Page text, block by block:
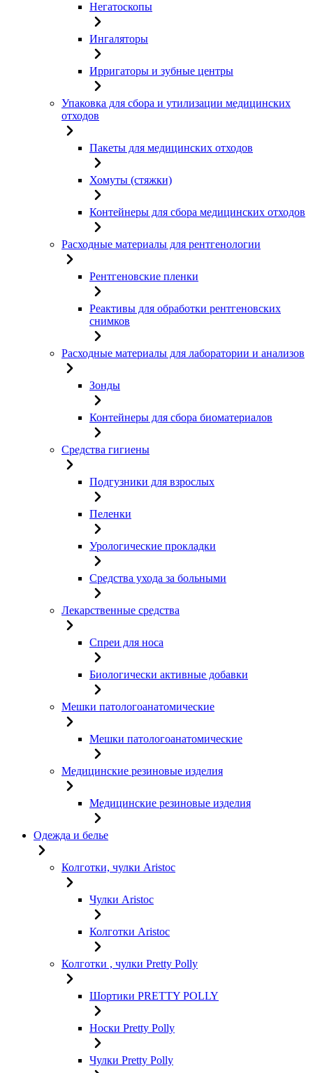
Негатоскопы
Ингаляторы
Ирригаторы и зубные центры
Упаковка для сбора и утилизации медицинских
отходов
Пакеты для медицинских отходов
Хомуты (стяжки)
Контейнеры для сбора медицинских отходов
Расходные материалы для рентгенологии
Рентгеновские пленки
Реактивы для обработки рентгеновских
снимков
Расходные материалы для лаборатории и анализов
Зонды
Контейнеры для сбора биоматериалов
Средства гигиены
Подгузники для взрослых
Пеленки
Урологические прокладки
Средства ухода за больными
Лекарственные средства
Спреи для носа
Биологически активные добавки
Мешки патологоанатомические
Мешки патологоанатомические
Медицинские резиновые изделия
Медицинские резиновые изделия
Одежда и белье
Колготки, чулки Aristoc
Чулки Aristoc
Колготки Aristoc
Колготки , чулки Pretty Polly
Шортики PRETTY POLLY
Носки Pretty Polly
Чулки Pretty Polly